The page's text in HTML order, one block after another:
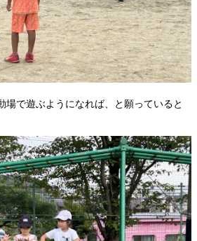
で遊ぶようになれば、と願っていると